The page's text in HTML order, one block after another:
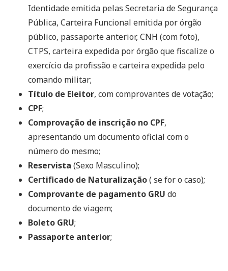
Identidade emitida pelas Secretaria de Segurança
Pública, Carteira Funcional emitida por órgão
público, passaporte anterior, CNH (com foto),
CTPS, carteira expedida por órgão que fiscalize o
exercício da profissão e carteira expedida pelo
comando militar;
Título de Eleitor, com comprovantes de votação;
CPF;
Comprovação de inscrição no CPF,
apresentando um documento oficial com o
número do mesmo;
Reservista (Sexo Masculino);
Certificado de Naturalização( se for o caso);
Comprovante de pagamento GRU do
documento de viagem;
Boleto GRU;
Passaporte anterior;